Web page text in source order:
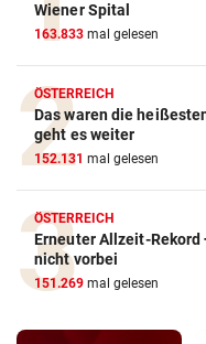
Wiener Spital
163.833 mal gelesen
ÖSTERREICH
Das waren die
geht es weiter
152.131 mal gelesen
ÖSTERREICH
Erneuter Allzeit-Rekord
nicht vorbei
151.269 mal gelesen